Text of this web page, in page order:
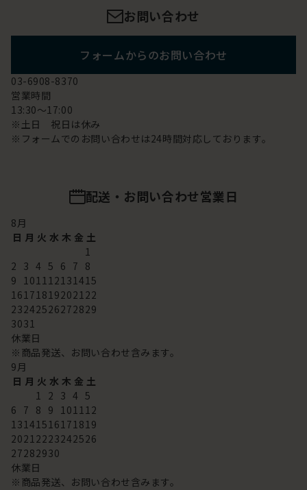
お問い合わせ
フォームからのお問い合わせ
03-6908-8370
営業時間
13:30～17:00
※土日 祝日は休み
※フォームでのお問い合わせは24時間対応しております。
配送・お問い合わせ営業日
8月
日 月 火 水 木 金 土
1
2 3 4 5 6 7 8
9 101112131415
16171819202122
23242526272829
3031
休業日
※商品発送、お問い合わせ含みます。
9月
日 月 火 水 木 金 土
1 2 3 4 5
6 7 8 9 101112
13141516171819
20212223242526
27282930
休業日
※商品発送、お問い合わせ含みます。